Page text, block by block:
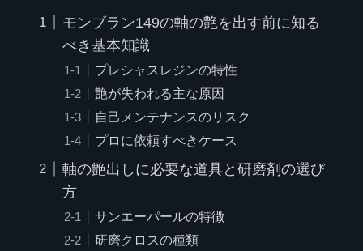
モンブラン149の軸の艶を出す前に知る
べき基本知識
プレシャスレジンの特性
艶が失われる主な原因
自己メンテナンスのリスク
プロに依頼すべきケース
軸の艶出しに必要な道具と研磨剤の選び
方
サンエーパールの特徴
研磨クロスの種類